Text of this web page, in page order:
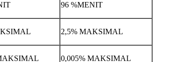
96 %MENIT
2,5% MAKSIMAL
0,005% MAKSIMAL